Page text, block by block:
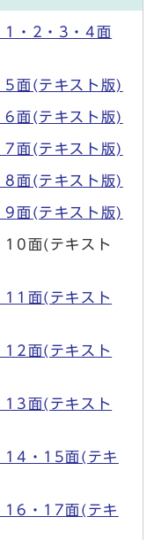
・2・3・4面
面(テキスト版)
面(テキスト版)
面(テキスト版)
面(テキスト版)
面(テキスト版)
面(テキスト
面(テキスト
面(テキスト
面(テキスト
・15面(テキ
・17面(テキ